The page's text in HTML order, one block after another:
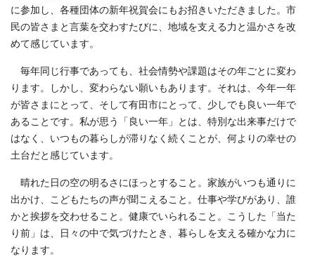
に参加し、各種団体の新年祝賀会にもお招きいただきました。市
民の皆さまと言葉を交わすたびに、地域を支える力と温かさを改
めて感じています。
毎年同じ行事であっても、社会情勢や課題はその年ごとに変わ
ります。しかし、変わらない願いもあります。それは、今年一年
が皆さまにとって、そして有田市にとって、少しでも良い一年で
あることです。私が思う「良い一年」とは、特別な出来事だけで
はなく、いつもの暮らしが滞りなく続くことが、何よりの幸せの
土台だと感じています。
晴れた日の空の明るさにほっとすること。家族がいつも通りに
出かけ、こどもたちの声が聞こえること。仕事や学びがあり、誰
かと挨拶を交わせること。健康でいられること。こうした「当た
り前」は、日々の中で気づけたとき、暮らしを支える確かな力に
なります。